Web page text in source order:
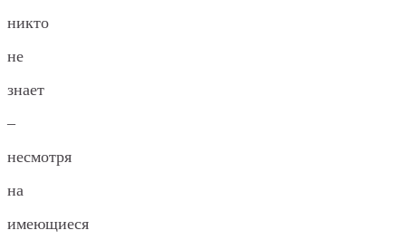
никто
не
знает
–
несмотря
на
имеющиеся